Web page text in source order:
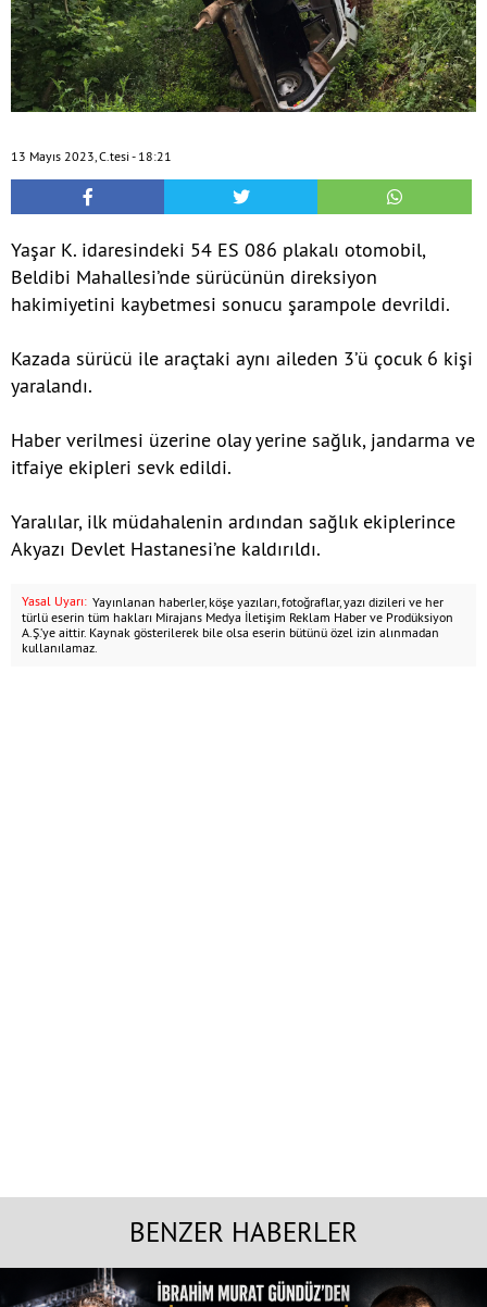
13 Mayıs 2023, C.tesi - 18:21
Yaşar K. idaresindeki 54 ES 086 plakalı otomobil,
Beldibi Mahallesi’nde sürücünün direksiyon
hakimiyetini kaybetmesi sonucu şarampole devrildi.
Kazada sürücü ile araçtaki aynı aileden 3’ü çocuk 6 kişi
yaralandı.
Haber verilmesi üzerine olay yerine sağlık, jandarma ve
itfaiye ekipleri sevk edildi.
Yaralılar, ilk müdahalenin ardından sağlık ekiplerince
Akyazı Devlet Hastanesi’ne kaldırıldı.
Yasal Uyarı: Yayınlanan haberler, köşe yazıları, fotoğraflar, yazı dizileri ve her
türlü eserin tüm hakları Mirajans Medya İletişim Reklam Haber ve Prodüksiyon
A.Ş.’ye aittir. Kaynak gösterilerek bile olsa eserin bütünü özel izin alınmadan
kullanılamaz.
BENZER HABERLER